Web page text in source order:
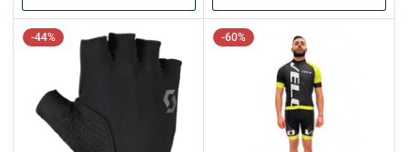
-44% -60%